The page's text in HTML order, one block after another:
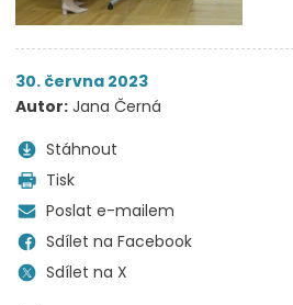
30. června 2023
Autor: Jana Černá
Stáhnout
Tisk
Poslat e-mailem
Sdílet na Facebook
Sdílet na X